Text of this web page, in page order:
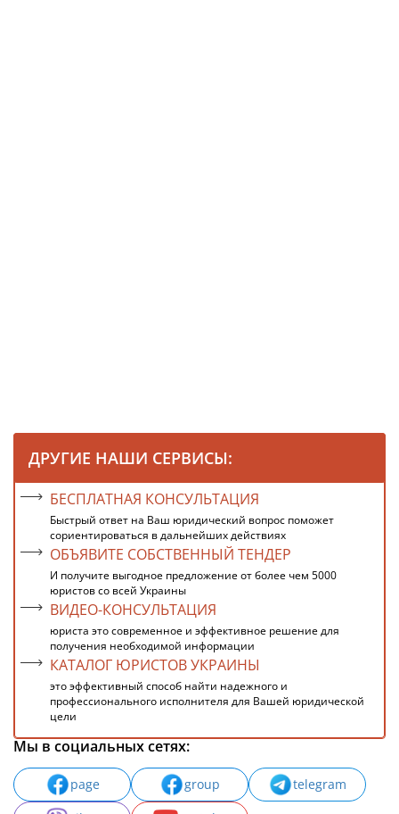
ДРУГИЕ НАШИ СЕРВИСЫ:
БЕСПЛАТНАЯ КОНСУЛЬТАЦИЯ
Быстрый ответ на Ваш юридический вопрос поможет
сориентироваться в дальнейших действиях
ОБЪЯВИТЕ СОБСТВЕННЫЙ ТЕНДЕР
И получите выгодное предложение от более чем 5000
юристов со всей Украины
ВИДЕО-КОНСУЛЬТАЦИЯ
юриста это современное и эффективное решение для
получения необходимой информации
КАТАЛОГ ЮРИСТОВ УКРАИНЫ
это эффективный способ найти надежного и
профессионального исполнителя для Вашей юридической
цели
Мы в социальных сетях:
page group
telegram